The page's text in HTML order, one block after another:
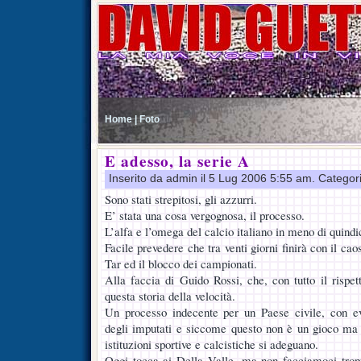
Home | Foto
E adesso, la serie A
Inserito da admin il 5 Lug 2006 5:55 am.
Sono stati strepitosi, gli azzurri.
E’ stata una cosa vergognosa, il processo.
L’alfa e l’omega del calcio italiano in meno di
Facile prevedere che tra venti giorni finirà con il
Tar ed il blocco dei campionati.
Alla faccia di Guido Rossi, che, con tutto il
questa storia della velocità.
Un processo indecente per un Paese civile, con
degli imputati e siccome questo non è un gioco
istituzioni sportive e calcistiche si adeguano.